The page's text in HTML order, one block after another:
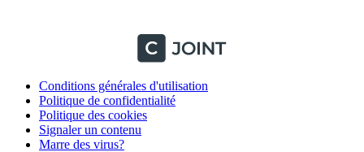
Conditions générales d'utilisation
Politique de confidentialité
Politique des cookies
Signaler un contenu
Marre des virus?